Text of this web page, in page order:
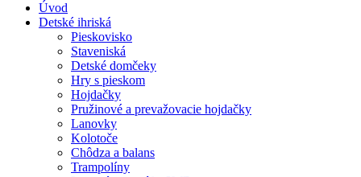
Úvod
Detské ihriská
Pieskovisko
Staveniská
Detské domčeky
Hry s pieskom
Hojdačky
Pružinové a prevažovacie hojdačky
Lanovky
Kolotoče
Chôdza a balans
Trampolíny